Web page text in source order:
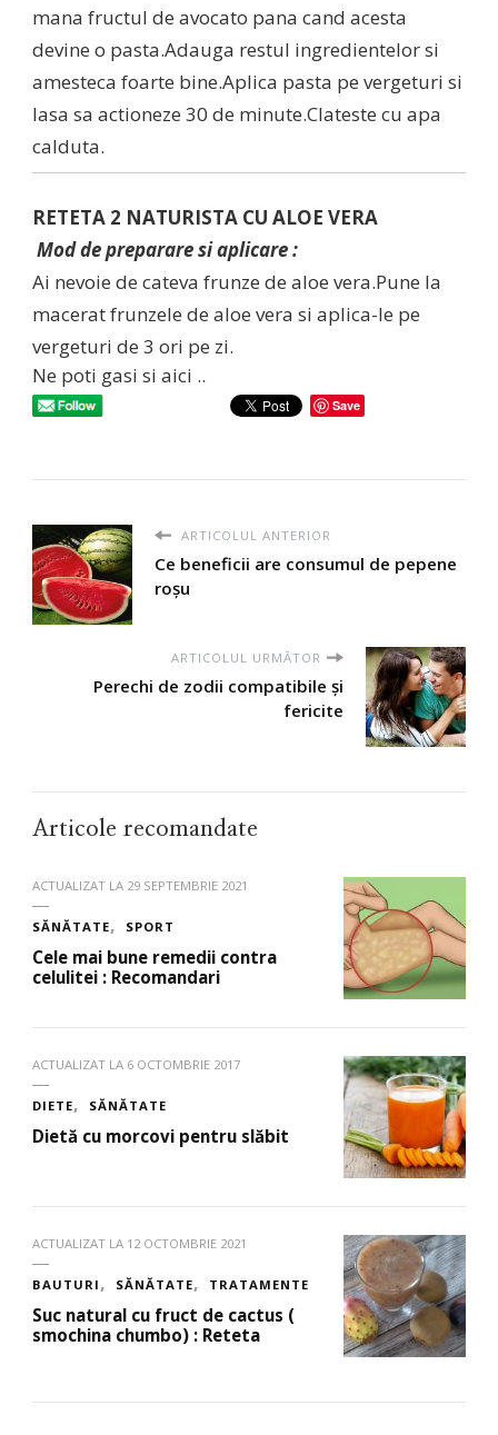
mana fructul de avocato pana cand acesta
devine o pasta.Adauga restul ingredientelor si
amesteca foarte bine.Aplica pasta pe vergeturi si
lasa sa actioneze 30 de minute.Clateste cu apa
calduta.
RETETA 2 NATURISTA CU ALOE VERA
Mod de preparare si aplicare :
Ai nevoie de cateva frunze de aloe vera.Pune la
macerat frunzele de aloe vera si aplica-le pe
vergeturi de 3 ori pe zi.
Ne poti gasi si aici ..
Save
ARTICOLUL ANTERIOR
Ce beneficii are consumul de pepene
roșu
ARTICOLUL URMĂTOR
Perechi de zodii compatibile și
fericite
Articole recomandate
ACTUALIZAT LA 29 SEPTEMBRIE 2021
SĂNĂTATE SPORT
Cele mai bune remedii contra
celulitei : Recomandari
ACTUALIZAT LA 6 OCTOMBRIE 2017
DIETE SĂNĂTATE
Dietă cu morcovi pentru slăbit
ACTUALIZAT LA 12 OCTOMBRIE 2021
BAUTURI SĂNĂTATE TRATAMENTE
Suc natural cu fruct de cactus (
smochina chumbo) : Reteta